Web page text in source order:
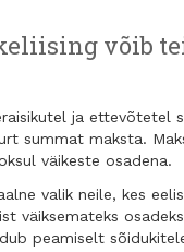
võib
ja ettevõtetel
summat maksta.
väikeste osadena.
valik neile, kes
väiksemateks
peamiselt